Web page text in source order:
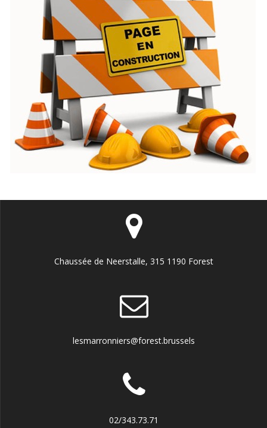
Chaussée de Neerstalle, 315 1190 Forest
lesmarronniers@forest.brussels
02/343.73.71